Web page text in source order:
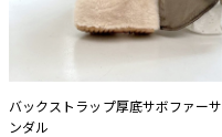
バックストラップ厚底サボファーサ
ンダル